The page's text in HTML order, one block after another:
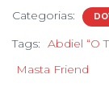
Categorias:
Tags: Abdiel “O
Masta Friend